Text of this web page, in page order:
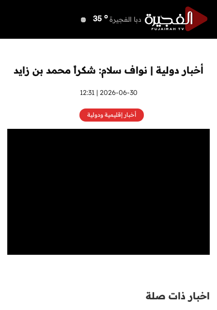
دبا الفجيرة 35 o
عجمان
أم القيوين 37 o
راس الخيمة 37 o
الفجيرة
أخبار دولية | نواف سلام: شكراً محمد بن زايد
2026-06-30 | 12:31
أخبار إقليمية ودولية
اخبار ذات صلة